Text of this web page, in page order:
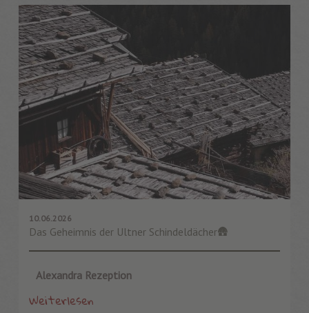
10.06.2026
Das Geheimnis der Ultner Schindeldächer🛖
Alexandra Rezeption
Weiterlesen